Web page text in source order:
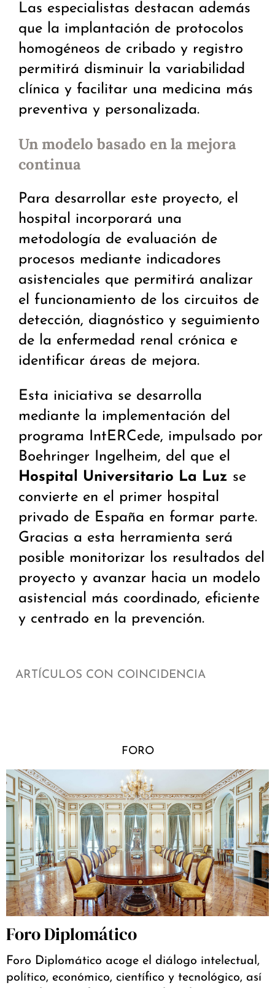
Las especialistas destacan además
que la implantación de protocolos
homogéneos de cribado y registro
permitirá disminuir la variabilidad
clínica y facilitar una medicina más
preventiva y personalizada.
Un modelo basado en la mejora
continua
Para desarrollar este proyecto, el
hospital incorporará una
metodología de evaluación de
procesos mediante indicadores
asistenciales que permitirá analizar
el funcionamiento de los circuitos de
detección, diagnóstico y seguimiento
de la enfermedad renal crónica e
identificar áreas de mejora.
Esta iniciativa se desarrolla
mediante la implementación del
programa IntERCede, impulsado por
Boehringer Ingelheim, del que el
Hospital Universitario La Luz se
convierte en el primer hospital
privado de España en formar parte.
Gracias a esta herramienta será
posible monitorizar los resultados del
proyecto y avanzar hacia un modelo
asistencial más coordinado, eficiente
y centrado en la prevención.
ARTÍCULOS CON COINCIDENCIA
FORO
Foro Diplomático
Foro Diplomático acoge el diálogo intelectual,
político, económico, científico y tecnológico, así